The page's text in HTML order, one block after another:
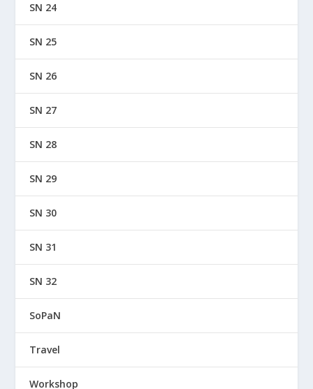
SN 24
SN 25
SN 26
SN 27
SN 28
SN 29
SN 30
SN 31
SN 32
SoPaN
Travel
Workshop